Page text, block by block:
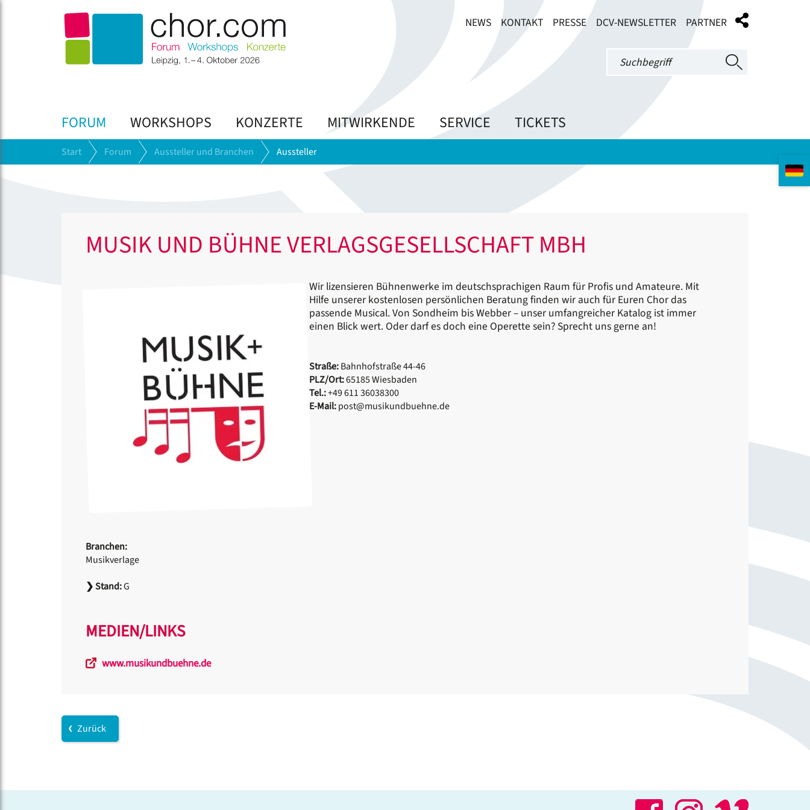
NEWS KONTAKT PRESSE DCV-NEWSLETTER PARTNER
FORUM WORKSHOPS KONZERTE MITWIRKENDE SERVICE TICKETS
Start Forum Aussteller und Branchen Aussteller
MUSIK UND BÜHNE VERLAGSGESELLSCHAFT MBH
Branchen:
Musikverlage
❯Stand:G
Wir lizensieren Bühnenwerke im deutschsprachigen Raum für Profis und Amateure. Mit
Hilfe unserer kostenlosen persönlichen Beratung finden wir auch für Euren Chor das
passende Musical. Von Sondheim bis Webber – unser umfangreicher Katalog ist immer
einen Blick wert. Oder darf es doch eine Operette sein? Sprecht uns gerne an!
Straße:Bahnhofstraße 44-46
PLZ/Ort:65185 Wiesbaden
Tel.:+49 611 36038300
E-Mail:post@musikundbuehne.de
MEDIEN/LINKS
www.musikundbuehne.de
Zurück